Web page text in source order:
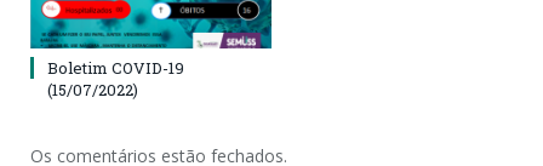
Boletim COVID-19
(15/07/2022)
Os comentários estão fechados.